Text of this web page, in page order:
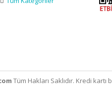
Tüm Hakları Saklıdır. Kredi